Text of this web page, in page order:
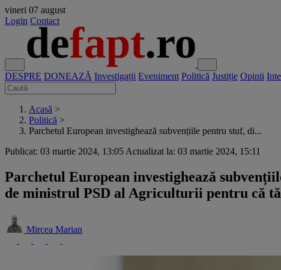
vineri 07 august
Login Contact
DESPRE DONEAZĂ Investigații Eveniment Politică Justiție Opinii
Acasă >
Politică >
Parchetul European investighează subvențiile pentru stuf, di...
Publicat: 03 martie 2024, 13:05 Actualizat la: 03 martie 2024, 15:11
Parchetul European investighează
de ministrul PSD al Agriculturii pentru că
Mircea Marian